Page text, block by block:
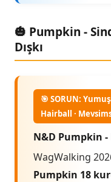
🎃 Pumpkin -
Dışkı
🎯 SORUN:
Hairball ·
N&D Pumpkin
WagWalking
Pumpkin 18